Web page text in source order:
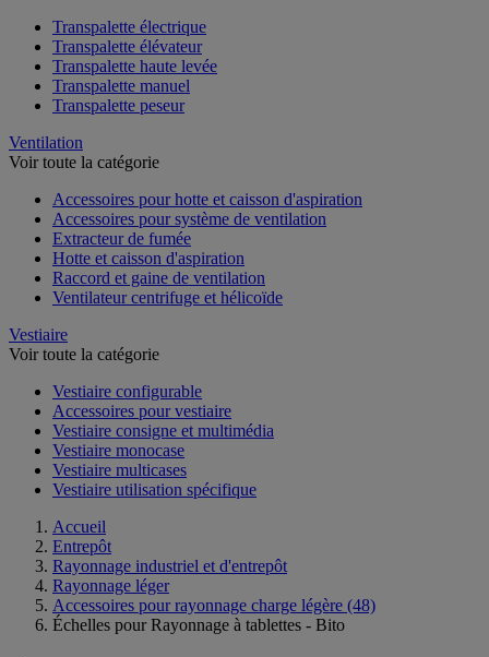
Transpalette électrique
Transpalette élévateur
Transpalette haute levée
Transpalette manuel
Transpalette peseur
Ventilation
Voir toute la catégorie
Accessoires pour hotte et caisson d'aspiration
Accessoires pour système de ventilation
Extracteur de fumée
Hotte et caisson d'aspiration
Raccord et gaine de ventilation
Ventilateur centrifuge et hélicoïde
Vestiaire
Voir toute la catégorie
Vestiaire configurable
Accessoires pour vestiaire
Vestiaire consigne et multimédia
Vestiaire monocase
Vestiaire multicases
Vestiaire utilisation spécifique
Accueil
Entrepôt
Rayonnage industriel et d'entrepôt
Rayonnage léger
Accessoires pour rayonnage charge légère (48)
Échelles pour Rayonnage à tablettes - Bito